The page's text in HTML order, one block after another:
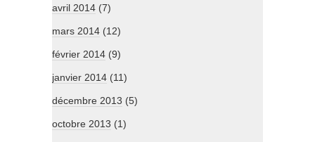
avril 2014 (7)
mars 2014 (12)
février 2014 (9)
janvier 2014 (11)
décembre 2013 (5)
octobre 2013 (1)